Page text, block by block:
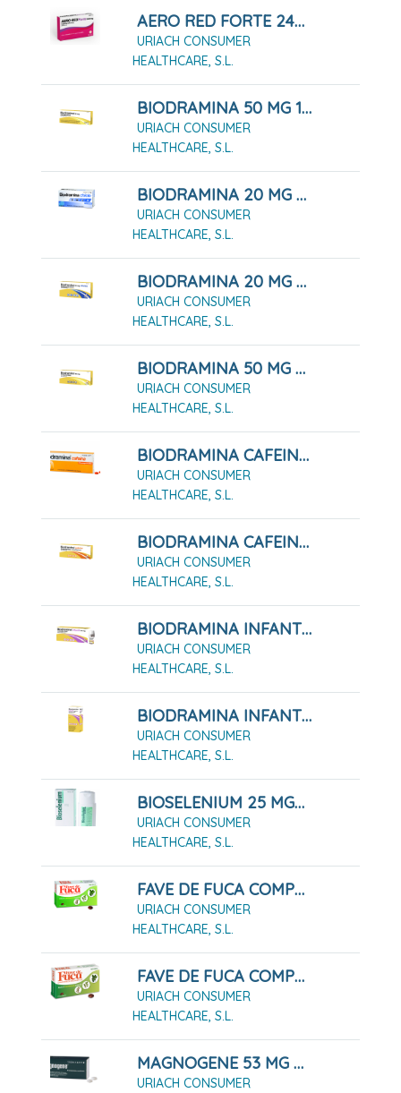
AERO RED FORTE 240 MG CÁPSULAS BLANDAS, 20 CÁPSULAS
URIACH CONSUMER
HEALTHCARE, S.L.
BIODRAMINA 50 MG 12 COMPRIMIDOS
URIACH CONSUMER
HEALTHCARE, S.L.
BIODRAMINA 20 MG CHICLES MEDICAMENTOSOS, 12 CHICLES
URIACH CONSUMER
HEALTHCARE, S.L.
BIODRAMINA 20 MG CHICLES MEDICAMENTOSOS, 6 CHICLES
URIACH CONSUMER
HEALTHCARE, S.L.
BIODRAMINA 50 MG 4 COMPRIMIDOS
URIACH CONSUMER
HEALTHCARE, S.L.
BIODRAMINA CAFEINA COMPRIMIDOS RECUBIERTOS , 12 COMPRIMIDOS
URIACH CONSUMER
HEALTHCARE, S.L.
BIODRAMINA CAFEINA COMPRIMIDOS RECUBIERTOS , 4 COMPRIMIDOS
URIACH CONSUMER
HEALTHCARE, S.L.
BIODRAMINA INFANTIL 24 MG SOLUCION ORAL, 5 MONODOSIS 6 ML
URIACH CONSUMER
HEALTHCARE, S.L.
BIODRAMINA INFANTIL 4 MG/ML SOLUCIÓN ORAL 60 ML
URIACH CONSUMER
HEALTHCARE, S.L.
BIOSELENIUM 25 MG/ML SUSPENSION CUTANEA , 1 FRASCO DE 100 ML
URIACH CONSUMER
HEALTHCARE, S.L.
FAVE DE FUCA COMPRIMIDOS RECUBIERTOS, 10 COMPRIMIDOS
URIACH CONSUMER
HEALTHCARE, S.L.
FAVE DE FUCA COMPRIMIDOS RECUBIERTOS, 40 COMPRIMIDOS
URIACH CONSUMER
HEALTHCARE, S.L.
MAGNOGENE 53 MG COMPRIMIDOS RECUBIERTOS, 45 COMPRIMIDOS
URIACH CONSUMER